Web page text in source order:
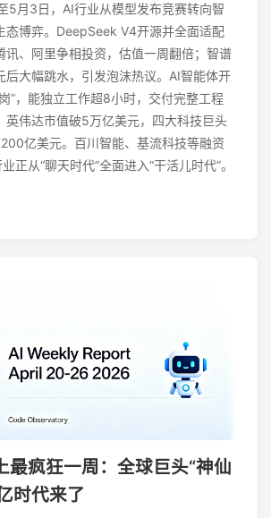
5月3日，AI行业从模型发布竞赛转向智
态博弈。DeepSeek V4开源并全面适配
讯、阿里争相投资，估值一周翻倍；智谱
后大幅跳水，引发泡沫热议。AI智能体开
”，能独立工作超8小时，交付完整工程
英伟达市值破5万亿美元，四大科技巨头
亿美元。百川智能、基流科技等融资
正从“聊天时代”全面进入“干活儿时代”。
最疯狂一周：全球巨头“神仙
时代来了